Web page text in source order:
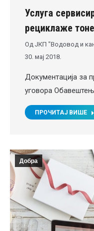
Услуга
рециклаже
Од ЈКП "Водовод и
30. мај 2018.
Документација за
уговора
ПРОЧИТАЈ ВИШЕ
Добра